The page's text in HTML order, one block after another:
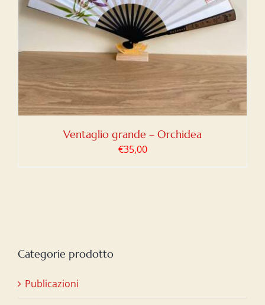
Ventaglio grande – Orchidea
€35,00
Categorie prodotto
Publicazioni